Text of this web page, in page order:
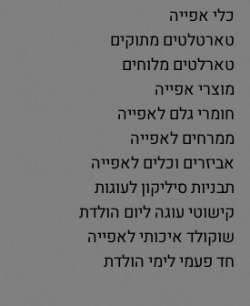
כלי אפייה
טארטלטים מתוקים
טארלטים מלוחים
מוצרי אפייה
חומרי גלם לאפייה
ממרחים לאפייה
אביזרים וכלים לאפייה
תבניות סיליקון לעוגות
קישוטי עוגה ליום הולדת
שוקולד איכותי לאפייה
חד פעמי לימי הולדת